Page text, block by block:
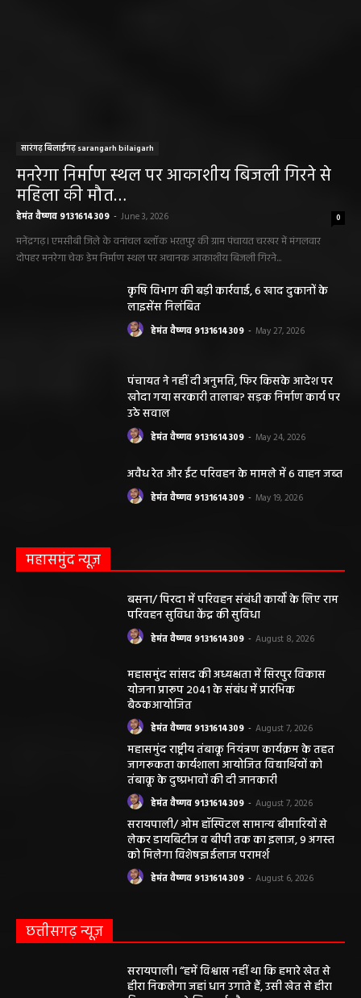
सारंगढ़ बिलाईगढ़ sarangarh bilaigarh
मनरेगा निर्माण स्थल पर आकाशीय बिजली गिरने से
महिला की मौत…
हेमंत वैष्णव 9131614309 - June 3, 2026 0
मनेंद्रगढ़। एमसीबी जिले के वनांचल ब्लॉक भरतपुर की ग्राम पंचायत चरखर में मंगलवार
दोपहर मनरेगा चेक डेम निर्माण स्थल पर अचानक आकाशीय बिजली गिरने...
कृषि विभाग की बड़ी कार्रवाई, 6 खाद दुकानों के
लाइसेंस निलंबित
हेमंत वैष्णव 9131614309 - May 27, 2026
पंचायत ने नहीं दी अनुमति, फिर किसके आदेश पर
खोदा गया सरकारी तालाब? सड़क निर्माण कार्य पर
उठे सवाल
हेमंत वैष्णव 9131614309 - May 24, 2026
अवैध रेत और ईंट परिवहन के मामले में 6 वाहन जब्त
हेमंत वैष्णव 9131614309 - May 19, 2026
महासमुंद न्यूज़
बसना/ पिरदा में परिवहन संबंधी कार्यों के लिए राम
परिवहन सुविधा केंद्र की सुविधा
हेमंत वैष्णव 9131614309 - August 8, 2026
महासमुंद सांसद की अध्यक्षता में सिरपुर विकास
योजना प्रारूप 2041 के संबंध में प्रारंभिक
बैठकआयोजित
हेमंत वैष्णव 9131614309 - August 7, 2026
महासमुंद राष्ट्रीय तंबाकू नियंत्रण कार्यक्रम के तहत
जागरूकता कार्यशाला आयोजित विद्यार्थियों को
तंबाकू के दुष्प्रभावों की दी जानकारी
हेमंत वैष्णव 9131614309 - August 7, 2026
सरायपाली/ ओम हॉस्पिटल सामान्य बीमारियों से
लेकर डायबिटीज व बीपी तक का इलाज, 9 अगस्त
को मिलेगा विशेषज्ञ ईलाज परामर्श
हेमंत वैष्णव 9131614309 - August 6, 2026
छत्तीसगढ़ न्यूज़
सरायपाली। “हमें विश्वास नहीं था कि हमारे खेत से
हीरा निकलेगा जहां धान उगाते हैं, उसी खेत से हीरा